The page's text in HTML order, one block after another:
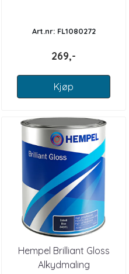
Art.nr: FL1080272
269,-
Kjøp
Hempel Brilliant Gloss
Alkydmaling